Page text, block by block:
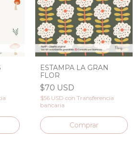
ESTAMPA LA GRAN
FLOR
$70 USD
$56 USD con Transferencia
bancaria